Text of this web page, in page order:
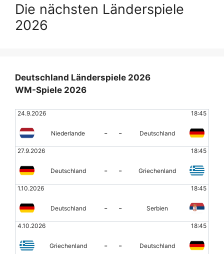
Die nächsten Länderspiele
2026
Deutschland Länderspiele 2026
WM-Spiele 2026
24.9.2026 18:45
Niederlande - - Deutschland
27.9.2026 18:45
Deutschland - - Griechenland
1.10.2026 18:45
Deutschland - - Serbien
4.10.2026 18:45
Griechenland - - Deutschland